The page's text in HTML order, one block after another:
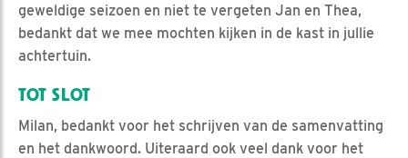
geweldige seizoen en niet te vergeten Jan en Thea,
bedankt dat we mee mochten kijken in de kast in jullie
achtertuin.
TOT SLOT
Milan, bedankt voor het schrijven van de samenvatting
en het dankwoord. Uiteraard ook veel dank voor het